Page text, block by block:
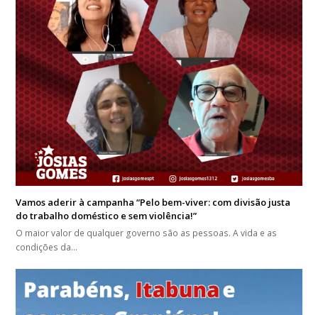
Vamos aderir à campanha “Pelo bem-viver: com divisão justa
do trabalho doméstico e sem violência!”
O maior valor de qualquer governo são as pessoas. A vida e as
condições da…